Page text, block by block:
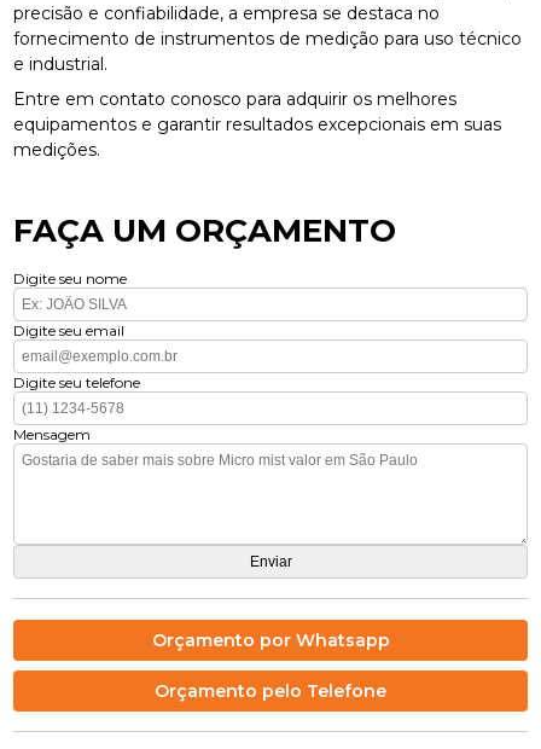
precisão e confiabilidade, a empresa se destaca no
fornecimento de instrumentos de medição para uso técnico
e industrial.
Entre em contato conosco para adquirir os melhores
equipamentos e garantir resultados excepcionais em suas
medições.
FAÇA UM ORÇAMENTO
Digite seu nome
Digite seu email
Digite seu telefone
Mensagem
Orçamento por Whatsapp
Orçamento pelo Telefone